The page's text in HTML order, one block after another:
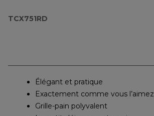
TCX751RD
Élégant et pratique
Exactement comme vous l’aimez
Grille-pain polyvalent